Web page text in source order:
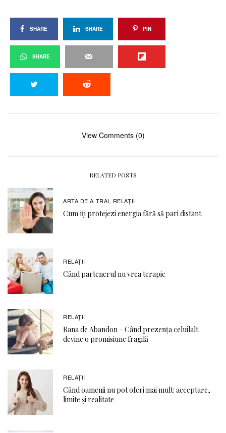
SHARE SHARE PIN
SHARE
View Comments (0)
RELATED POSTS
ARTA DE A TRAI, RELAŢII
Cum îți protejezi energia fără să pari distant
RELAŢII
Când partenerul nu vrea terapie
RELAŢII
Rana de Abandon – Când prezența celuilalt
devine o promisiune fragilă
RELAŢII
Când oamenii nu pot oferi mai mult: acceptare,
limite și realitate